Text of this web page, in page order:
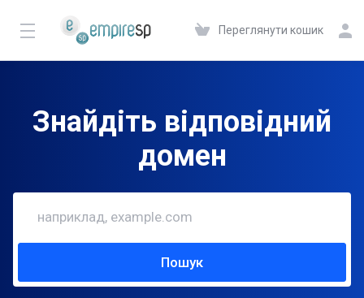
Переглянути кошик
Знайдіть відповідний
домен